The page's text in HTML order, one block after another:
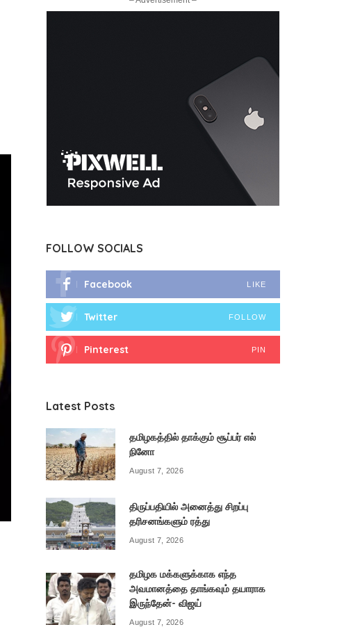
FOLLOW SOCIALS
Facebook LIKE
Twitter FOLLOW
Pinterest PIN
Latest Posts
தமிழகத்தில் தாக்கும் சூப்பர் எல்
நினோ
August 7, 2026
திருப்பதியில் அனைத்து சிறப்பு
தரிசனங்களும் ரத்து
August 7, 2026
தமிழக மக்களுக்காக எந்த
அவமானத்தை தாங்கவும் தயாராக
இருந்தேன்- விஜய்
August 7, 2026